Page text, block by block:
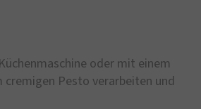
oder mit einem
cremigen Pesto verarbeiten und